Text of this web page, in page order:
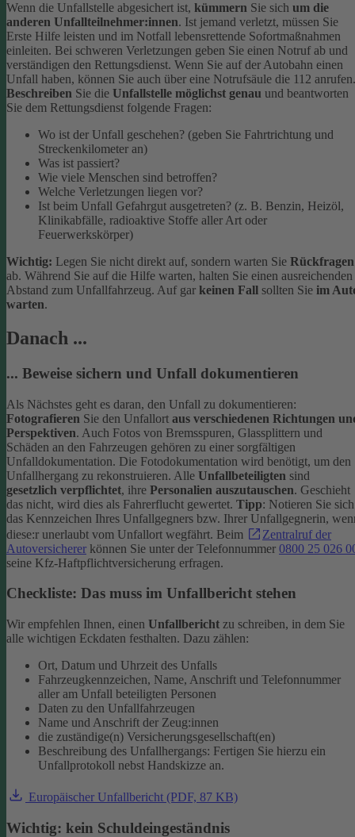
Wenn die Unfallstelle abgesichert ist, kümmern Sie sich um die
anderen Unfallteilnehmer:innen. Ist jemand verletzt, müssen Sie
Erste Hilfe leisten und im Notfall lebensrettende Sofortmaßnahmen
einleiten. Bei schweren Verletzungen geben Sie einen Notruf ab und
verständigen den Rettungsdienst. Wenn Sie auf der Autobahn einen
Unfall haben, können Sie auch über eine Notrufsäule die 112 anrufen.
Beschreiben Sie die Unfallstelle möglichst genau und beantworten
Sie dem Rettungsdienst folgende Fragen:
Wo ist der Unfall geschehen? (geben Sie Fahrtrichtung und
Streckenkilometer an)
Was ist passiert?
Wie viele Menschen sind betroffen?
Welche Verletzungen liegen vor?
Ist beim Unfall Gefahrgut ausgetreten? (z. B. Benzin, Heizöl,
Klinikabfälle, radioaktive Stoffe aller Art oder
Feuerwerkskörper)
Wichtig: Legen Sie nicht direkt auf, sondern warten Sie Rückfragen
ab. Während Sie auf die Hilfe warten, halten Sie einen ausreichenden
Abstand zum Unfallfahrzeug. Auf gar keinen Fall sollten Sie im
warten.
Danach ...
... Beweise sichern und Unfall dokumentieren
Als Nächstes geht es daran, den Unfall zu dokumentieren:
Fotografieren Sie den Unfallort aus verschiedenen Richtungen
Perspektiven. Auch Fotos von Bremsspuren, Glassplittern und
Schäden an den Fahrzeugen gehören zu einer sorgfältigen
Unfalldokumentation. Die Fotodokumentation wird benötigt, um den
Unfallhergang zu rekonstruieren. Alle Unfallbeteiligten sind
gesetzlich verpflichtet, ihre Personalien auszutauschen. Geschieht
das nicht, wird dies als Fahrerflucht gewertet. Tipp: Notieren Sie sich
das Kennzeichen Ihres Unfallgegners bzw. Ihrer Unfallgegnerin,
diese:r unerlaubt vom Unfallort wegfährt. Beim
Zentralruf der
Autoversicherer können Sie unter der Telefonnummer 0800 25 026
seine Kfz-Haftpflichtversicherung erfragen.
Checkliste: Das muss im Unfallbericht stehen
Wir empfehlen Ihnen, einen Unfallbericht zu schreiben, in dem Sie
alle wichtigen Eckdaten festhalten. Dazu zählen:
Ort, Datum und Uhrzeit des Unfalls
Fahrzeugkennzeichen, Name, Anschrift und Telefonnummer
aller am Unfall beteiligten Personen
Daten zu den Unfallfahrzeugen
Name und Anschrift der Zeug:innen
die zuständige(n) Versicherungsgesellschaft(en)
Beschreibung des Unfallhergangs: Fertigen Sie hierzu ein
Unfallprotokoll nebst Handskizze an.
Europäischer Unfallbericht (PDF, 87 KB)
Wichtig: kein Schuldeingeständnis